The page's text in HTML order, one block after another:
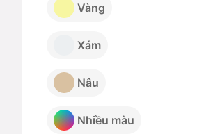
Vàng
Xám
Nâu
Nhiều màu